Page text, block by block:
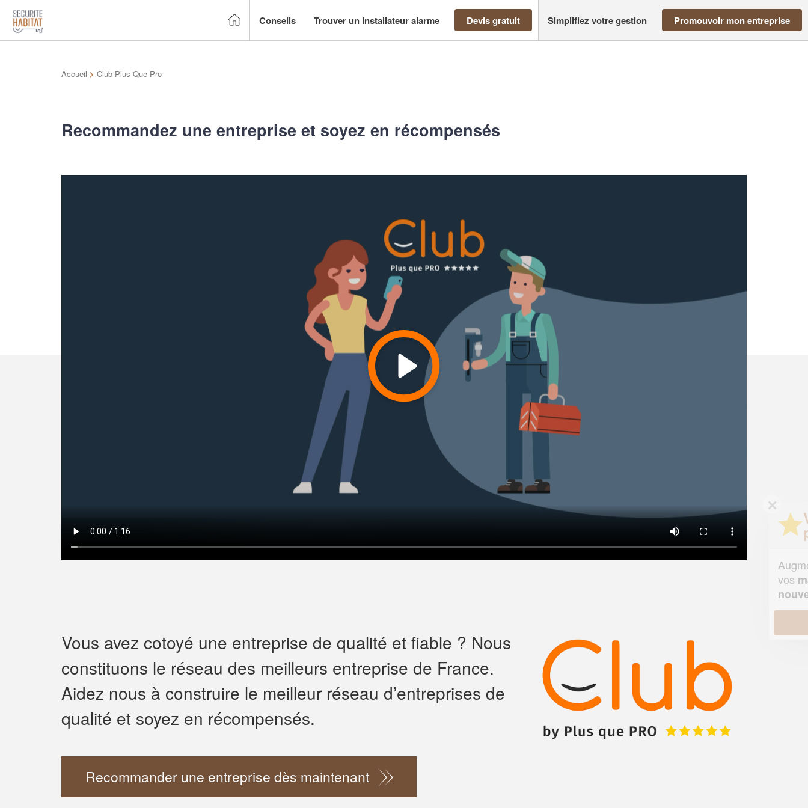
Conseils Trouver un installateur alarme Devis gratuit Simplifiez votre gestion Promouvoir mon entreprise
Accueil > Club Plus Que Pro
Recommandez une entreprise et soyez en récompensés
Vous avez cotoyé une entreprise de qualité et fiable ? Nous
constituons le réseau des meilleurs entreprise de France.
Aidez nous à construire le meilleur réseau d’entreprises de
qualité et soyez en récompensés.
Recommander une entreprise dès maintenant
Vous êtes un
professionnel ?
Augmentez votrechiffre d'affaireset